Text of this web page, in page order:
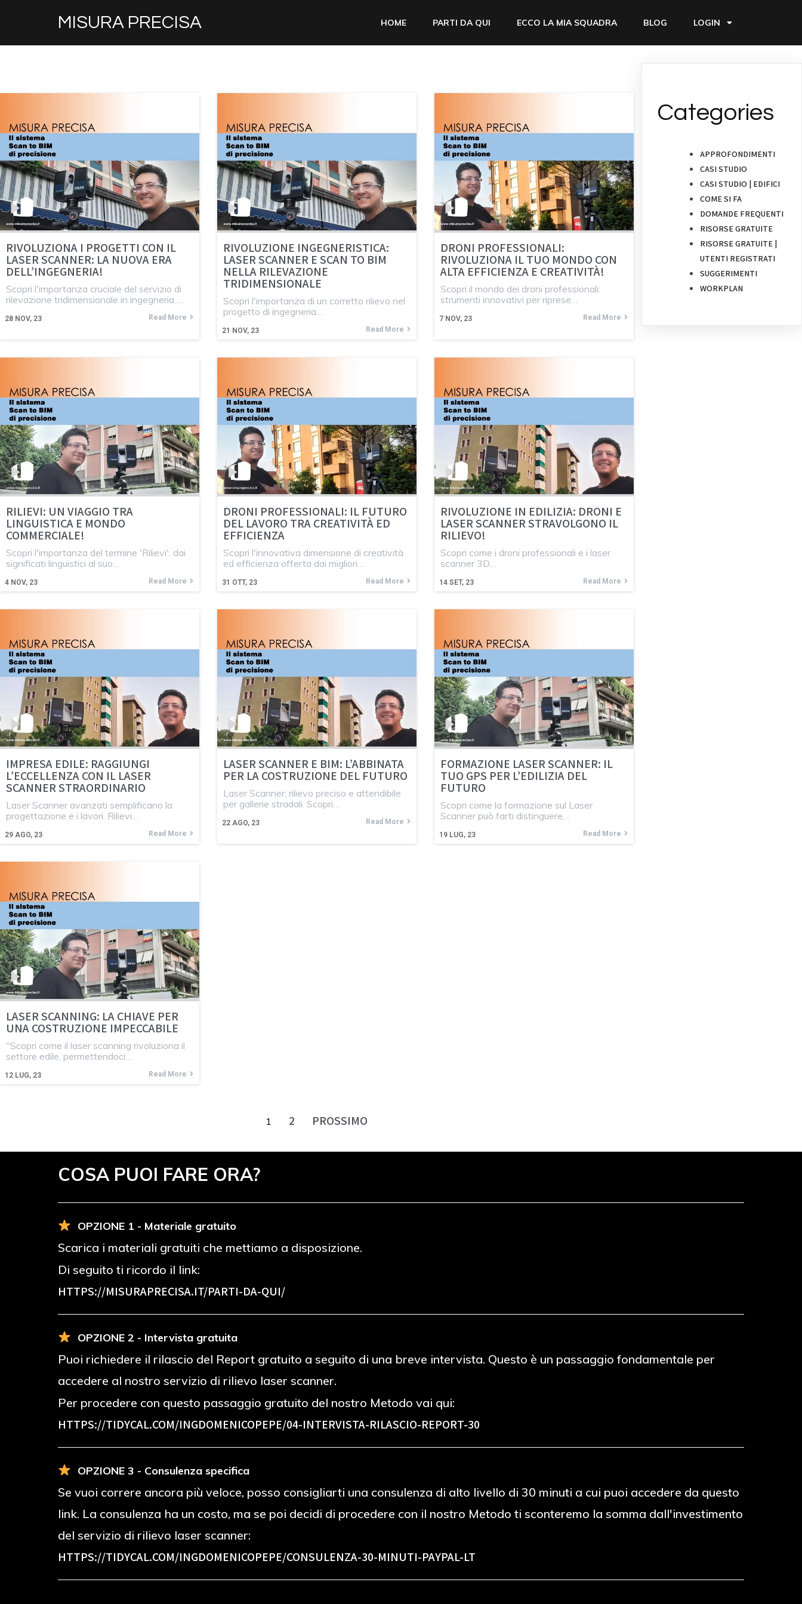
MISURA PRECISA HOME PARTI DA QUI ECCO LA MIA SQUADRA BLOG LOGIN
RIVOLUZIONA I PROGETTI CON IL
LASER SCANNER: LA NUOVA ERA
DELL’INGEGNERIA!
28 NOV, 23
Scopri l'importanza cruciale del servizio di
rilevazione tridimensionale in ingegneria.…
Read More
RIVOLUZIONE INGEGNERISTICA:
LASER SCANNER E SCAN TO BIM
NELLA RILEVAZIONE
TRIDIMENSIONALE
21 NOV, 23
Scopri l'importanza di un corretto rilievo nel
progetto di ingegneria…
Read More
DRONI PROFESSIONALI:
RIVOLUZIONA IL TUO MONDO CON
ALTA EFFICIENZA E CREATIVITÀ!
7 NOV, 23
Scopri il mondo dei droni professionali:
strumenti innovativi per riprese…
Read More
RILIEVI: UN VIAGGIO TRA
LINGUISTICA E MONDO
COMMERCIALE!
4 NOV, 23
Scopri l'importanza del termine 'Rilievi': dai
significati linguistici al suo…
Read More
DRONI PROFESSIONALI: IL FUTURO
DEL LAVORO TRA CREATIVITÀ ED
EFFICIENZA
31 OTT, 23
Scopri l'innovativa dimensione di creatività
ed efficienza offerta dai migliori…
Read More
RIVOLUZIONE IN EDILIZIA: DRONI E
LASER SCANNER STRAVOLGONO IL
RILIEVO!
14 SET, 23
Scopri come i droni professionali e i laser
scanner 3D…
Read More
IMPRESA EDILE: RAGGIUNGI
L’ECCELLENZA CON IL LASER
SCANNER STRAORDINARIO
29 AGO, 23
Laser Scanner avanzati semplificano la
progettazione e i lavori. Rilievi…
Read More
LASER SCANNER E BIM: L’ABBINATA
PER LA COSTRUZIONE DEL FUTURO
22 AGO, 23
Laser Scanner: rilievo preciso e attendibile
per gallerie stradali. Scopri…
Read More
FORMAZIONE LASER SCANNER: IL
TUO GPS PER L’EDILIZIA DEL
FUTURO
19 LUG, 23
Scopri come la formazione sul Laser
Scanner può farti distinguere…
Read More
LASER SCANNING: LA CHIAVE PER
UNA COSTRUZIONE IMPECCABILE
12 LUG, 23
"Scopri come il laser scanning rivoluziona il
settore edile, permettendoci…
Read More
1 2 PROSSIMO
Categories
APPROFONDIMENTI
CASI STUDIO
CASI STUDIO | EDIFICI
COME SI FA
DOMANDE FREQUENTI
RISORSE GRATUITE
RISORSE GRATUITE |
UTENTI REGISTRATI
SUGGERIMENTI
WORKPLAN
COSA PUOI FARE ORA?
OPZIONE 1 - Materiale gratuito
Scarica i materiali gratuiti che mettiamo a disposizione.
Di seguito ti ricordo il link:
HTTPS://MISURAPRECISA.IT/PARTI-DA-QUI/
OPZIONE 2 - Intervista gratuita
Puoi richiedere il rilascio del Report gratuito a seguito di una breve intervista. Questo è un passaggio fondamentale per
accedere al nostro servizio di rilievo laser scanner.
Per procedere con questo passaggio gratuito del nostro Metodo vai qui:
HTTPS://TIDYCAL.COM/INGDOMENICOPEPE/04-INTERVISTA-RILASCIO-REPORT-30
OPZIONE 3 - Consulenza specifica
Se vuoi correre ancora più veloce, posso consigliarti una consulenza di alto livello di 30 minuti a cui puoi accedere da questo
link. La consulenza ha un costo, ma se poi decidi di procedere con il nostro Metodo ti sconteremo la somma dall'investimento
del servizio di rilievo laser scanner:
HTTPS://TIDYCAL.COM/INGDOMENICOPEPE/CONSULENZA-30-MINUTI-PAYPAL-LT